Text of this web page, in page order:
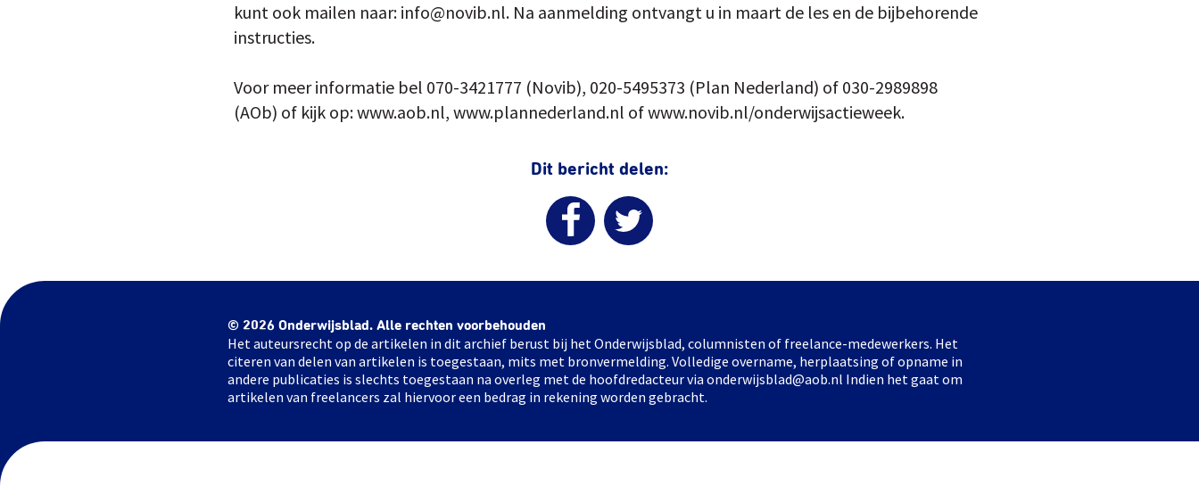
kunt ook mailen naar: info@novib.nl. Na aanmelding ontvangt u in maart de les en de bijbehorende
instructies.
Voor meer informatie bel 070-3421777 (Novib), 020-5495373 (Plan Nederland) of 030-2989898
(AOb) of kijk op: www.aob.nl, www.plannederland.nl of www.novib.nl/onderwijsactieweek.
Dit bericht delen:
© 2026 Onderwijsblad. Alle rechten voorbehouden
Het auteursrecht op de artikelen in dit archief berust bij het Onderwijsblad, columnisten of freelance-medewerkers. Het
citeren van delen van artikelen is toegestaan, mits met bronvermelding. Volledige overname, herplaatsing of opname in
andere publicaties is slechts toegestaan na overleg met de hoofdredacteur via onderwijsblad@aob.nl Indien het gaat om
artikelen van freelancers zal hiervoor een bedrag in rekening worden gebracht.